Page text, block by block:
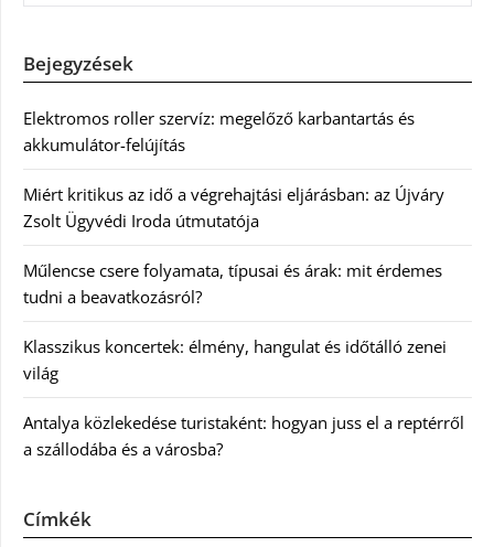
Bejegyzések
Elektromos roller szervíz: megelőző karbantartás és
akkumulátor-felújítás
Miért kritikus az idő a végrehajtási eljárásban: az Újváry
Zsolt Ügyvédi Iroda útmutatója
Műlencse csere folyamata, típusai és árak: mit érdemes
tudni a beavatkozásról?
Klasszikus koncertek: élmény, hangulat és időtálló zenei
világ
Antalya közlekedése turistaként: hogyan juss el a reptérről
a szállodába és a városba?
Címkék